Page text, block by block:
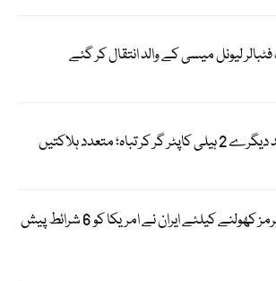
لیونل میسی کے والد انتقال کر گئے
گر کر تباہ؛ متعدد ہلاکتیں
آبنائے ہرمز کھولنے کیلئے ایران نے امریکا کو 6 شرائط پیش